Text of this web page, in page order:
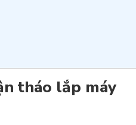
tháo lắp máy